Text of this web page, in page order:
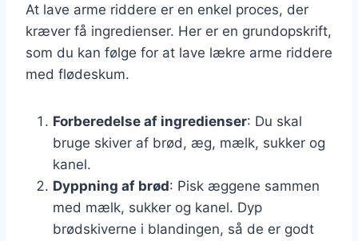
At lave arme riddere er en enkel proces, der
kræver få ingredienser. Her er en grundopskrift,
som du kan følge for at lave lækre arme riddere
med flødeskum.
Forberedelse af ingredienser: Du skal
bruge skiver af brød, æg, mælk, sukker og
kanel.
Dyppning af brød: Pisk æggene sammen
med mælk, sukker og kanel. Dyp
brødskiverne i blandingen, så de er godt